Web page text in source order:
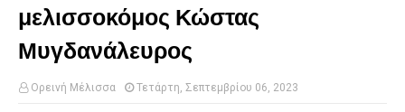
μελισσοκόμος Κώστας
Μυγδανάλευρος
Ορεινή Μέλισσα Τετάρτη, Σεπτεμβρίου 06, 2023